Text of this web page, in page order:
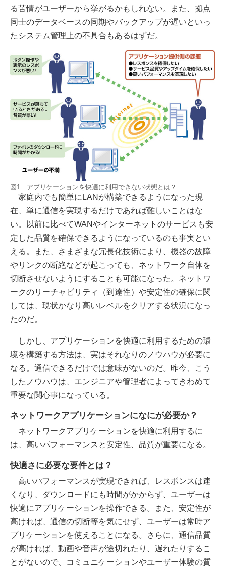
る苦情がユーザーから挙がるかもしれない。また、拠点
同士のデータベースの同期やバックアップが遅いといっ
たシステム管理上の不具合もあるはずだ。
図1 アプリケーションを快適に利用できない状態とは？
家庭内でも簡単にLANが構築できるようになった現
在、単に通信を実現するだけであれば難しいことはな
い。以前に比べてWANやインターネットのサービスも安
定した品質を確保できるようになっているのも事実とい
える。また、さまざまな冗長化技術により、機器の故障
やリンクの断絶などが起こっても、ネットワーク自体を
切断させないようにすることも可能になった。ネットワ
ークのリーチャビリティ（到達性）や安定性の確保に関
しては、現状かなり高いレベルをクリアする状況になっ
たのだ。
しかし、アプリケーションを快適に利用するための環
境を構築する方法は、実はそれなりのノウハウが必要に
なる。通信できるだけでは意味がないのだ。昨今、こう
したノウハウは、エンジニアや管理者によってきわめて
重要な関心事になっている。
ネットワークアプリケーションになにが必要か？
ネットワークアプリケーションを快適に利用するに
は、高いパフォーマンスと安定性、品質が重要になる。
快適さに必要な要件とは？
高いパフォーマンスが実現できれば、レスポンスは速
くなり、ダウンロードにも時間がかからず、ユーザーは
快適にアプリケーションを操作できる。また、安定性が
高ければ、通信の切断等を気にせず、ユーザーは常時ア
プリケーションを使えることになる。さらに、通信品質
が高ければ、動画や音声が途切れたり、遅れたりするこ
とがないので、コミュニケーションやユーザー体験の質